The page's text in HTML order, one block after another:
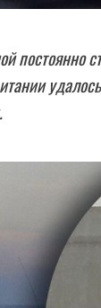
постоянно